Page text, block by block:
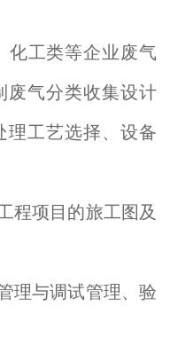
化工类等企业废气
废气分类收集设计
理工艺选择、设备
程项目的旅工图及
理与调试管理、验